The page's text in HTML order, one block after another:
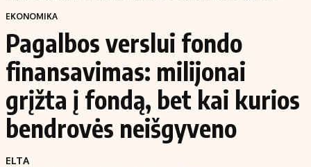
Naujienos
Aplinka
Verslas
Energetika
Ekonomika
Politika
Įmonės
Žemės ūkis
Technologijos
Laisvalaikis
EKONOMIKA
Pagalbos verslui fondo
finansavimas: milijonai
grįžta į fondą, bet kai kurios
bendrovės neišgyveno
ELTA